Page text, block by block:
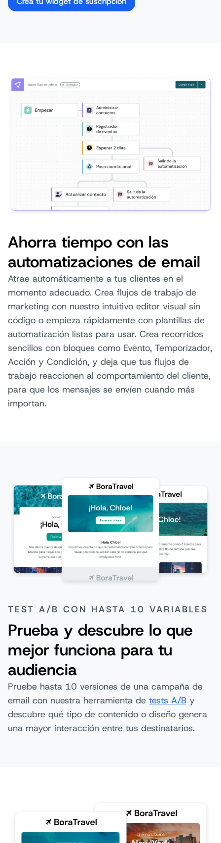
Ahorra tiempo con las
automatizaciones de email
Atrae automáticamente a tus clientes en el
momento adecuado. Crea flujos de trabajo de
marketing con nuestro intuitivo editor visual sin
código o empieza rápidamente con plantillas de
automatización listas para usar. Crea recorridos
sencillos con bloques como Evento, Temporizador,
Acción y Condición, y deja que tus flujos de
trabajo reaccionen al comportamiento del cliente,
para que los mensajes se envíen cuando más
importan.
TEST A/B CON HASTA 10 VARIABLES
Prueba y descubre lo que
mejor funciona para tu
audiencia
Pruebe hasta 10 versiones de una campaña de
email con nuestra herramienta de tests A/B y
descubre qué tipo de contenido o diseño genera
una mayor interacción entre tus destinatarios.